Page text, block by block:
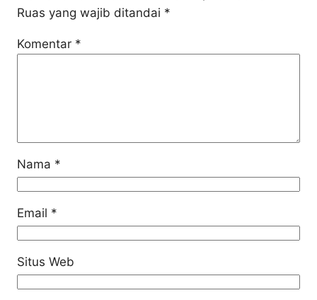
Ruas yang wajib ditandai *
Komentar *
Nama *
Email *
Situs Web